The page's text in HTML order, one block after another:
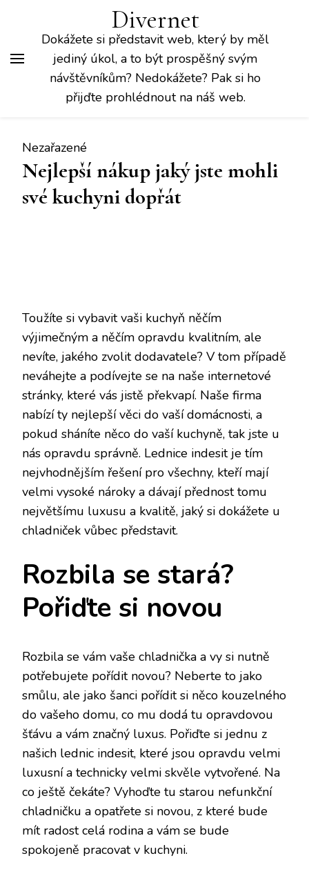
Divernet
Dokážete si představit web, který by měl
jediný úkol, a to být prospěšný svým
návštěvníkům? Nedokážete? Pak si ho
přijďte prohlédnout na náš web.
Nezařazené
Nejlepší nákup jaký jste mohli
své kuchyni dopřát
Toužíte si vybavit vaši kuchyň něčím
výjimečným a něčím opravdu kvalitním, ale
nevíte, jakého zvolit dodavatele? V tom případě
neváhejte a podívejte se na naše internetové
stránky, které vás jistě překvapí. Naše firma
nabízí ty nejlepší věci do vaší domácnosti, a
pokud sháníte něco do vaší kuchyně, tak jste u
nás opravdu správně. Lednice indesitje tím
nejvhodnějším řešení pro všechny, kteří mají
velmi vysoké nároky a dávají přednost tomu
největšímu luxusu a kvalitě, jaký si dokážete u
chladniček vůbec představit.
Rozbila se stará?
Pořiďte si novou
Rozbila se vám vaše chladnička a vy si nutně
potřebujete pořídit novou? Neberte to jako
smůlu, ale jako šanci pořídit si něco kouzelného
do vašeho domu, co mu dodá tu opravdovou
šťávu a vám značný luxus. Pořiďte si jednu z
našich lednic indesit, které jsou opravdu velmi
luxusní a technicky velmi skvěle vytvořené. Na
co ještě čekáte? Vyhoďte tu starou nefunkční
chladničku a opatřete si novou, z které bude
mít radost celá rodina a vám se bude
spokojeně pracovat v kuchyni.